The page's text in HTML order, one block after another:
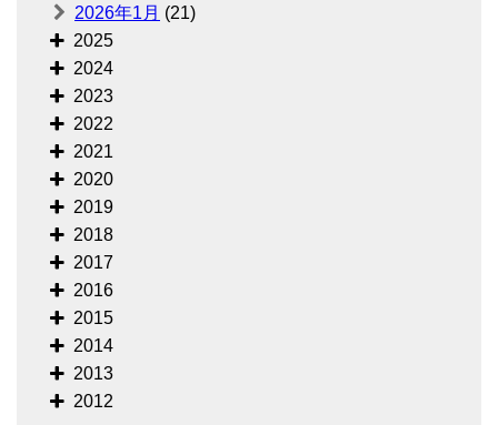
2026年1月 (21)
2025
2024
2023
2022
2021
2020
2019
2018
2017
2016
2015
2014
2013
2012